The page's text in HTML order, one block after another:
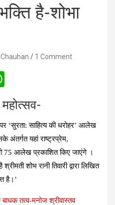
है-शोभा
1 Comment
at
s
A
p
p
साहित्‍य की धरोहर’ आलेख
अंतर्गत यहां राष्‍ट्रप्रेम,
75 आलेख प्रकाशित किए जाएंगे ।
शोभ रानी तिवारी द्वारा लिखित
है।’
तत्व-मनोज श्रीवास्‍तव